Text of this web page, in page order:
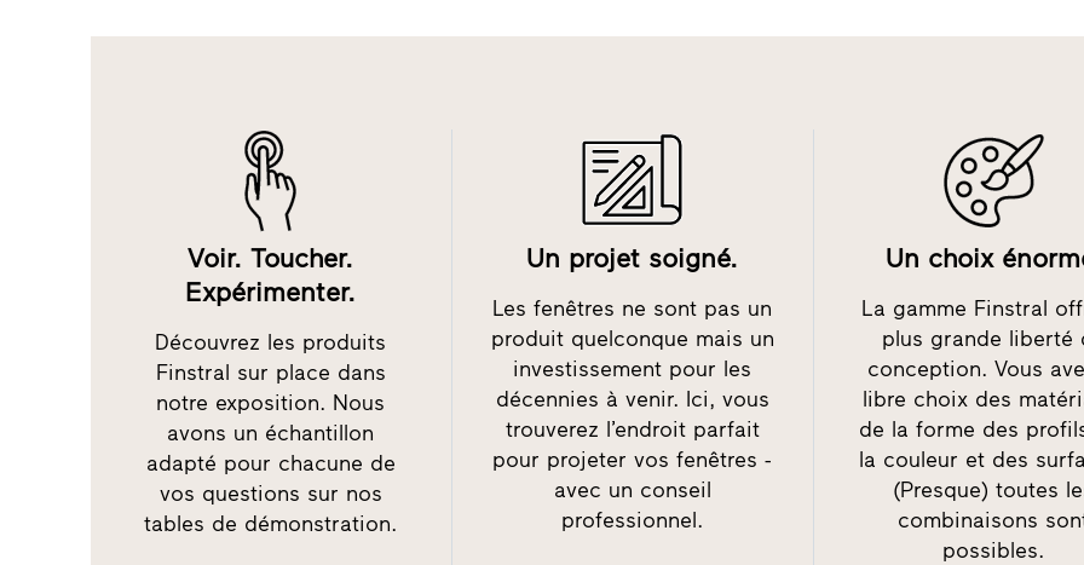
Voir. Toucher.
Expérimenter.
Découvrez les produits
Finstral sur place dans
notre exposition. Nous
avons un échantillon
adapté pour chacune de
vos questions sur nos
tables de démonstration.
Un projet soigné.
Les fenêtres ne sont pas un
produit quelconque mais un
investissement pour les
décennies à venir. Ici, vous
trouverez l’endroit parfait
pour projeter vos fenêtres -
avec un conseil
professionnel.
Un choix
La gamme Finstral
plus grande liberté
conception. Vous
libre choix des
de la forme des
la couleur et des
(Presque) toutes
combinaisons
possibles.